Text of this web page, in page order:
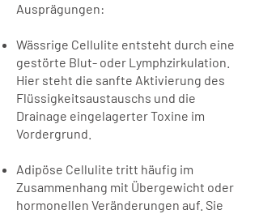
Ausprägungen:
Wässrige Cellulite entsteht durch eine
gestörte Blut- oder Lymphzirkulation.
Hier steht die sanfte Aktivierung des
Flüssigkeitsaustauschs und die
Drainage eingelagerter Toxine im
Vordergrund.
Adipöse Cellulite tritt häufig im
Zusammenhang mit Übergewicht oder
hormonellen Veränderungen auf. Sie